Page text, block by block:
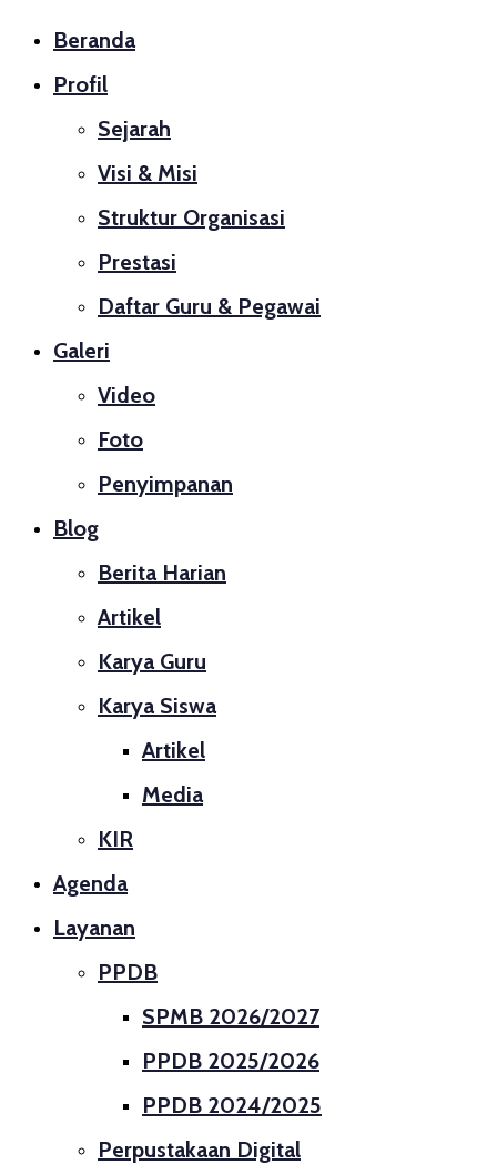
Beranda
Profil
Sejarah
Visi & Misi
Struktur Organisasi
Prestasi
Daftar Guru & Pegawai
Galeri
Video
Foto
Penyimpanan
Blog
Berita Harian
Artikel
Karya Guru
Karya Siswa
Artikel
Media
KIR
Agenda
Layanan
PPDB
SPMB 2026/2027
PPDB 2025/2026
PPDB 2024/2025
Perpustakaan Digital